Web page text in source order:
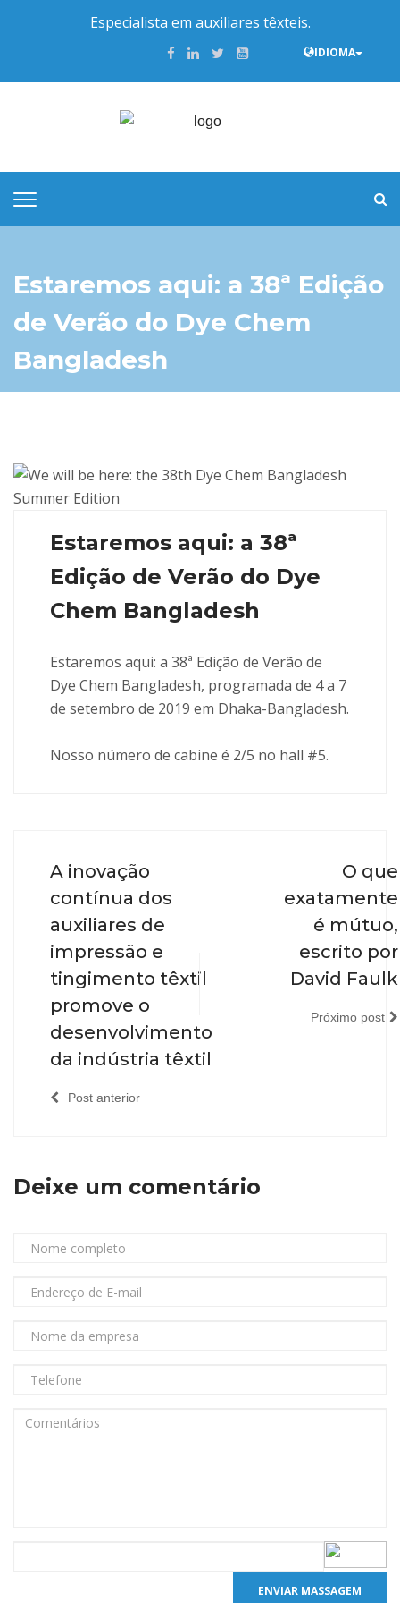
Especialista em auxiliares têxteis.
IDIOMA
Estaremos aqui: a 38ª Edição
de Verão do Dye Chem
Bangladesh
Estaremos aqui: a 38ª
Edição de Verão do Dye
Chem Bangladesh
Estaremos aqui: a 38ª Edição de Verão de
Dye Chem Bangladesh, programada de 4 a 7
de setembro de 2019 em Dhaka-Bangladesh.
Nosso número de cabine é 2/5 no hall #5.
A inovação
contínua dos
auxiliares de
impressão e
tingimento têxtil
promove o
desenvolvimento
da indústria têxtil
Post anterior
O que
exatamente
é mútuo,
escrito por
David Faulk
Próximo post
Deixe um comentário
ENVIAR MASSAGEM